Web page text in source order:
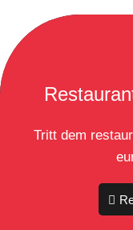
Tritt dem